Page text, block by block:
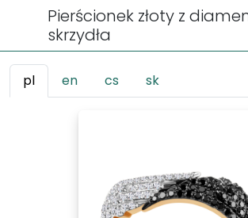
Pierścionek złoty z
skrzydła
pl en cs sk